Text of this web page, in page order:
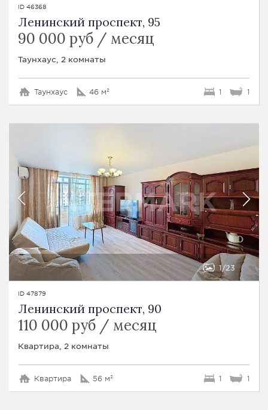
ID 46368
Ленинский проспект, 95
90 000 руб / месяц
Таунхаус, 2 комнаты
Таунхаус 46 м² 1 1
1 23
ID 47879
Ленинский проспект, 90
110 000 руб / месяц
Квартира, 2 комнаты
Квартира 56 м² 1 1